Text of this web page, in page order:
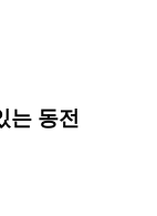
는 동전